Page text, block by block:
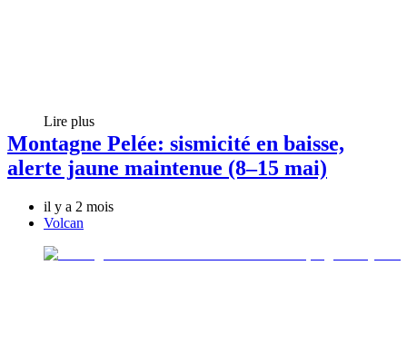
Lire plus
Montagne Pelée: sismicité en baisse,
alerte jaune maintenue (8–15 mai)
il y a 2 mois
Volcan